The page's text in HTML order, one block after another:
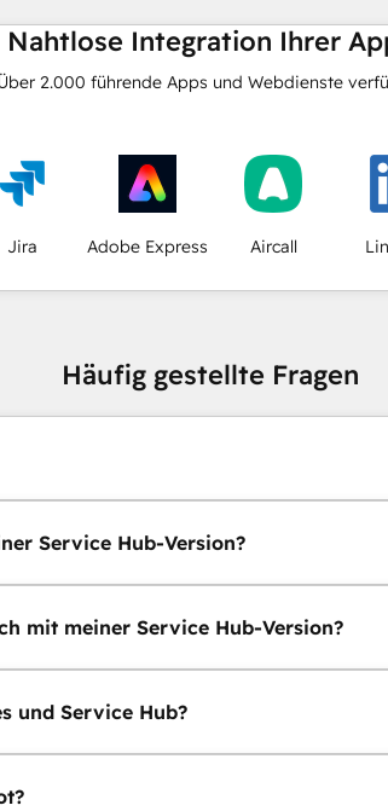
Nahtlose Integration Ihrer
2.000 führende Apps und Webdienste
Jira Adobe Express Aircall
Häufig gestellte Fragen
Service Hub-Version?
mit meiner Service Hub-Version?
und Service Hub?